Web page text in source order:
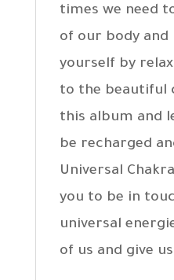
times we need
of our body and
yourself by
to the beautiful
this album and
be recharged
Universal
you to be in
universal
of us and give